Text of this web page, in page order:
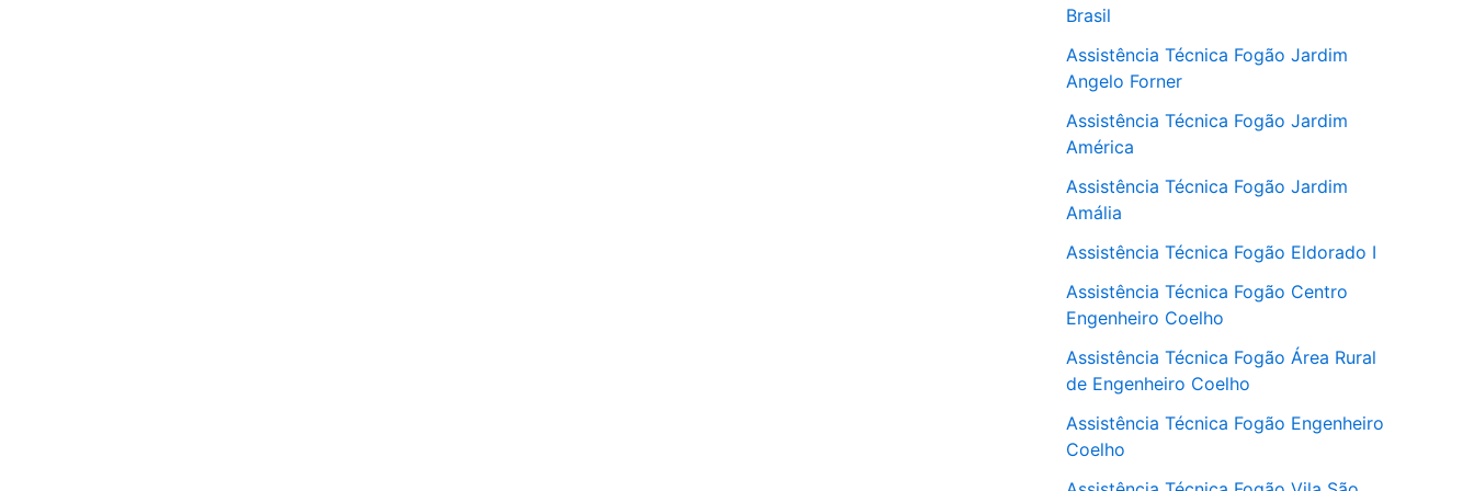
Brasil
Assistência Técnica Fogão Jardim
Angelo Forner
Assistência Técnica Fogão Jardim
América
Assistência Técnica Fogão Jardim
Amália
Assistência Técnica Fogão Eldorado I
Assistência Técnica Fogão Centro
Engenheiro Coelho
Assistência Técnica Fogão Área Rural
de Engenheiro Coelho
Assistência Técnica Fogão Engenheiro
Coelho